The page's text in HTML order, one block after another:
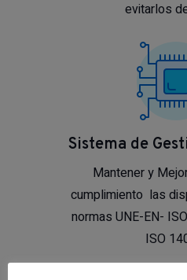
evitarlos
Sistema de
Mantener y
cumplimiento las
normas UNE-EN-
ISO